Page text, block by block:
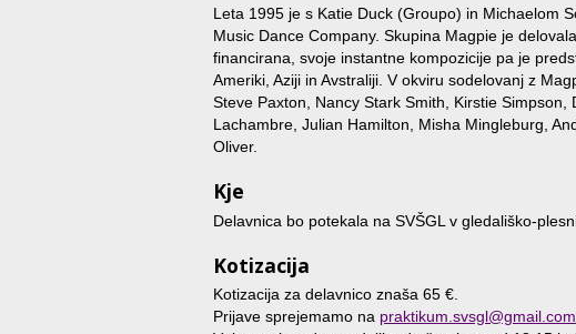
Leta 1995 je s Katie Duck (Groupo) in Michaelom
Music Dance Company. Skupina Magpie je
financirana, svoje instantne kompozicije pa je
Ameriki, Aziji in Avstraliji. V okviru sodelovanj z
Steve Paxton, Nancy Stark Smith, Kirstie
Lachambre, Julian Hamilton, Misha Mingleburg,
Oliver.
Kje
Delavnica bo potekala na SVŠGL v gledališko-
Kotizacija
Kotizacija za delavnico znaša 65 €.
Prijave sprejemamo na praktikum.svsgl@gmail.com